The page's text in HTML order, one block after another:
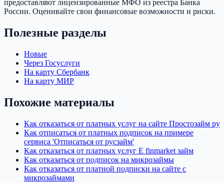
предоставляют лицензированные МФО из реестра Банка
России. Оценивайте свои финансовые возможности и риски.
Полезные разделы
Новые
Через Госуслуги
На карту Сбербанк
На карту МИР
Похожие материалы
Как отказаться от платных услуг на сайте Простозайм ру
Как отписаться от платных подписок на примере
сервиса 'Отписаться от русзайм'
Как отказаться от платных услуг E finmarket займ
Как отказаться от подписок на микрозаймы
Как отказаться от платной подписки на сайте с
микрозаймами